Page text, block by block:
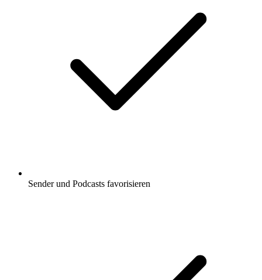
Sender und Podcasts favorisieren